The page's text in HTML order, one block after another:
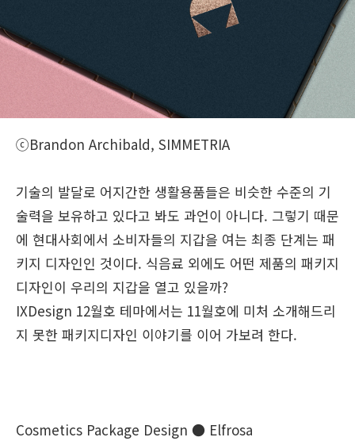
ⓒBrandon Archibald, SIMMETRIA
기술의 발달로 어지간한 생활용품들은 비슷한 수준의 기
술력을 보유하고 있다고 봐도 과언이 아니다. 그렇기 때문
에 현대사회에서 소비자들의 지갑을 여는 최종 단계는 패
키지 디자인인 것이다. 식음료 외에도 어떤 제품의 패키지
디자인이 우리의 지갑을 열고 있을까?
IXDesign 12월호 테마에서는 11월호에 미처 소개해드리
지 못한 패키지디자인 이야기를 이어 가보려 한다.
Cosmetics Package Design ● Elfrosa